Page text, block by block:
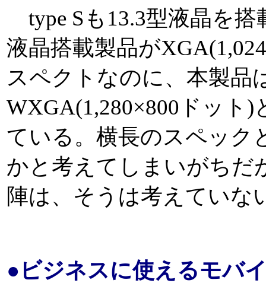
type Sも13.3型液晶を搭
液晶搭載製品が
スペクトなのに、本製品
WXGA(1,280×800ドット
ている。横長のスペック
かと考えてしまいがちだ
陣は、そうは考えていな
●ビジネスに使えるモバ